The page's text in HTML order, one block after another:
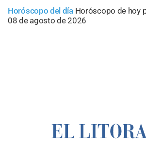
Horóscopo del día Horóscopo de hoy
08 de agosto de 2026